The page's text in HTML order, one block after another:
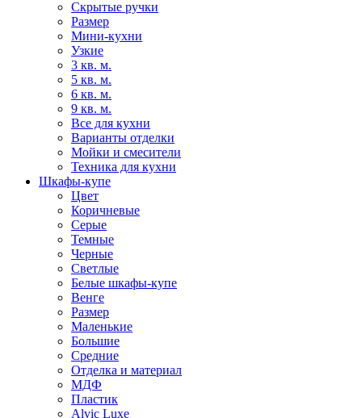
Скрытые ручки
Размер
Мини-кухни
Узкие
3 кв. м.
5 кв. м.
6 кв. м.
9 кв. м.
Все для кухни
Варианты отделки
Мойки и смесители
Техника для кухни
Шкафы-купе
Цвет
Коричневые
Серые
Темные
Черные
Светлые
Белые шкафы-купе
Венге
Размер
Маленькие
Большие
Средние
Отделка и материал
МДФ
Пластик
Alvic Luxe